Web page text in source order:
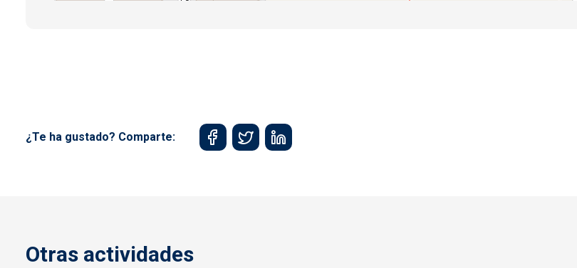
¿Te ha gustado? Comparte:
Otras actividades